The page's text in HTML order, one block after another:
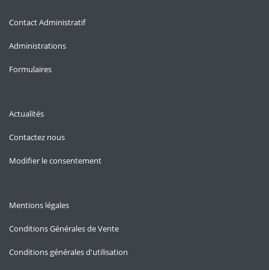
Contact Administratif
Administrations
Formulaires
Actualités
Contactez nous
Modifier le consentement
Mentions légales
Conditions Générales de Vente
Conditions générales d'utilisation